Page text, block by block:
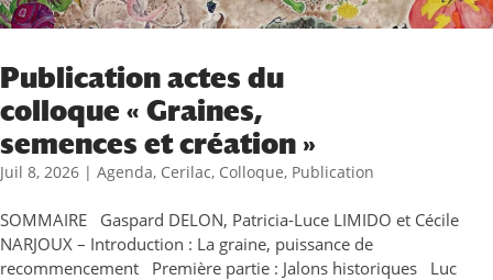
Publication actes du
colloque « Graines,
semences et création »
Juil 8, 2026 | Agenda, Cerilac, Colloque, Publication
SOMMAIRE Gaspard DELON, Patricia-Luce LIMIDO et Cécile
NARJOUX – Introduction : La graine, puissance de
recommencement Première partie : Jalons historiques Luc